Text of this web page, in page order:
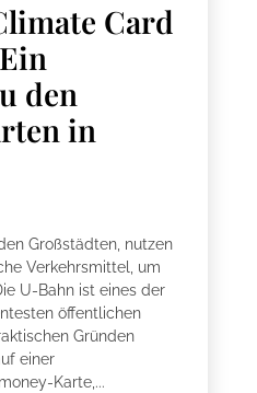
Card
den
in
Großstädten, nutzen
Verkehrsmittel, um
U-Bahn ist eines der
öffentlichen
Gründen
einer
Karte,...